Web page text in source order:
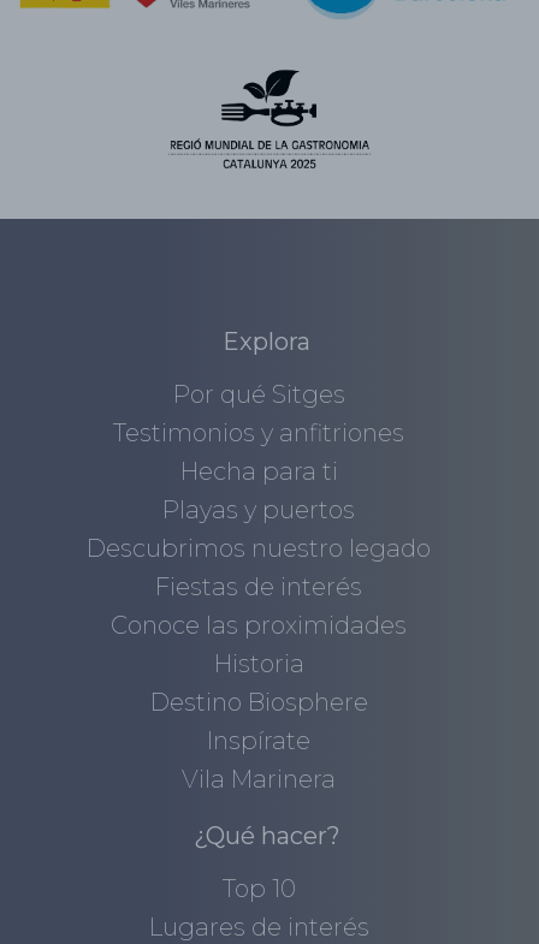
Explora
Por qué Sitges
Testimonios y anfitriones
Hecha para ti
Playas y puertos
Descubrimos nuestro legado
Fiestas de interés
Conoce las proximidades
Historia
Destino Biosphere
Inspírate
Vila Marinera
¿Qué hacer?
Top 10
Lugares de interés